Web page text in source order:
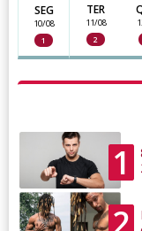
SEG
10/08
1
TER
11/08
2
1
2